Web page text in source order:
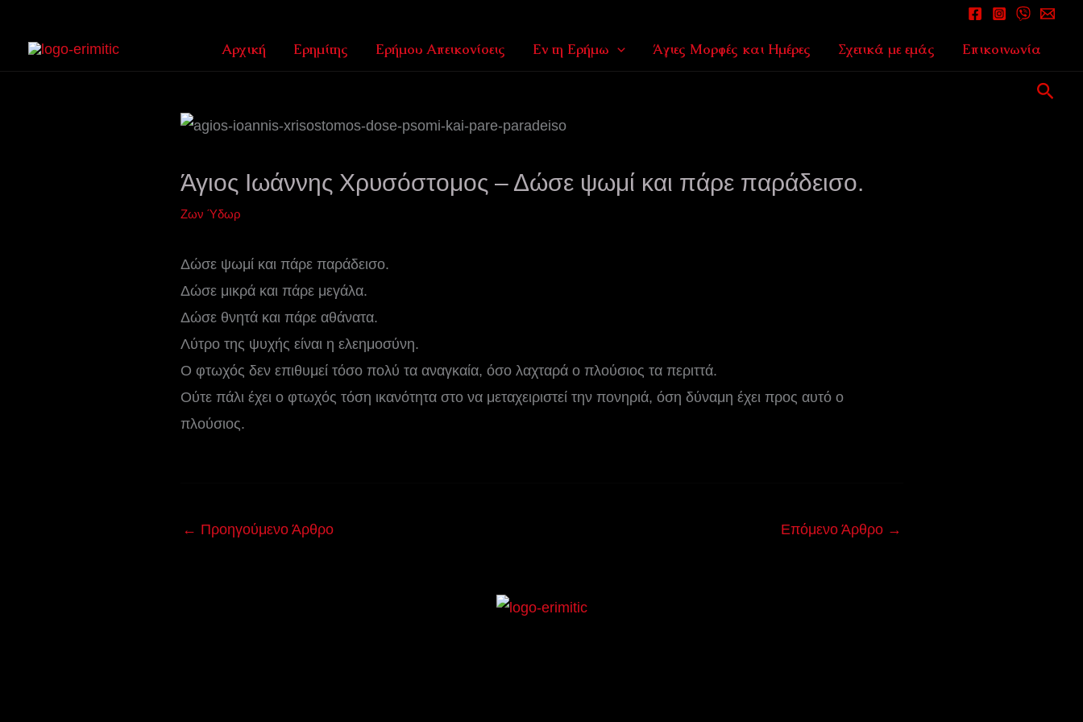
Αρχική Ερημίτης Ερήμου Απεικονίσεις Εν τη Ερήμω Άγιες Μορφές και Ημέρες Σχετικά με εμάς Επικοινωνία
Άγιος Ιωάννης Χρυσόστομος – Δώσε ψωμί και πάρε παράδεισο.
Ζων Ύδωρ
Δώσε ψωμί και πάρε παράδεισο.
Δώσε μικρά και πάρε μεγάλα.
Δώσε θνητά και πάρε αθάνατα.
Λύτρο της ψυχής είναι η ελεημοσύνη.
Ο φτωχός δεν επιθυμεί τόσο πολύ τα αναγκαία, όσο λαχταρά ο πλούσιος τα περιττά.
Ούτε πάλι έχει ο φτωχός τόση ικανότητα στο να μεταχειριστεί την πονηριά, όση δύναμη έχει προς αυτό ο
πλούσιος.
← Προηγούμενο Άρθρο Επόμενο Άρθρο →